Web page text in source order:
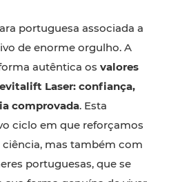
portuguesa associada a
de enorme orgulho. A
autêntica os valores
Laser: confiança,
comprovada. Esta
ciclo em que reforçamos
mas também com
portuguesas, que se